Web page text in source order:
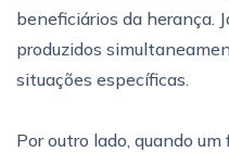
beneficiários da herança.
produzidos
situações específicas.
Por outro lado, quando